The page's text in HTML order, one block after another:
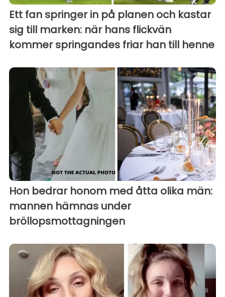
Ett fan springer in på planen och kastar
sig till marken: när hans flickvän
kommer springandes friar han till henne
Hon bedrar honom med åtta olika män:
mannen hämnas under
bröllopsmottagningen